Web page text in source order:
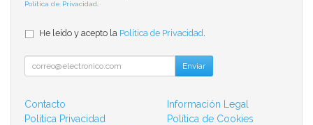
Política de Privacidad
He leído y acepto la Política de Privacidad
Enviar
Contacto
Información Legal
Política Privacidad
Política de Cookies